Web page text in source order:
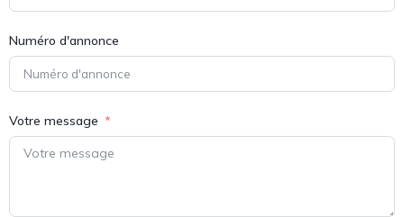
Numéro d'annonce
Votre message